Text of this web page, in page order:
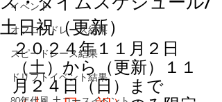
イベント
オフロードレース結果
スピードレース結果
ドリフトイベント結果
土日祝（更新）
２０２４年１１月２日
（土）から（更新）１１
月２４日（日）まで